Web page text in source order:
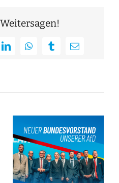
LinkedInWhatsAppTumblrE-